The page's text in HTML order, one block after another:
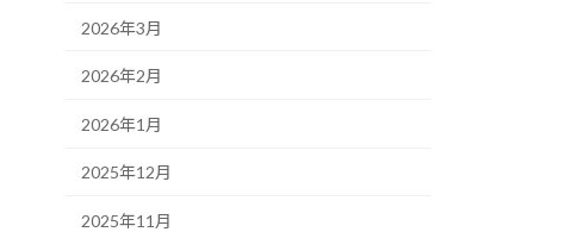
2026年3月
2026年2月
2026年1月
2025年12月
2025年11月